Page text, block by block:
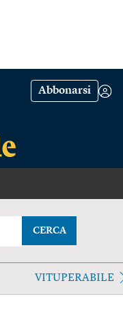
Abbonarsi
CERCA
VITUPERABILE